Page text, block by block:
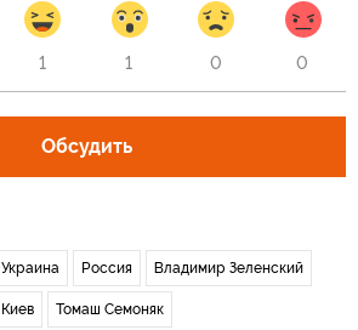
1 1 0 0
Обсудить
Украина Россия Владимир Зеленский
Киев Томаш Семоняк